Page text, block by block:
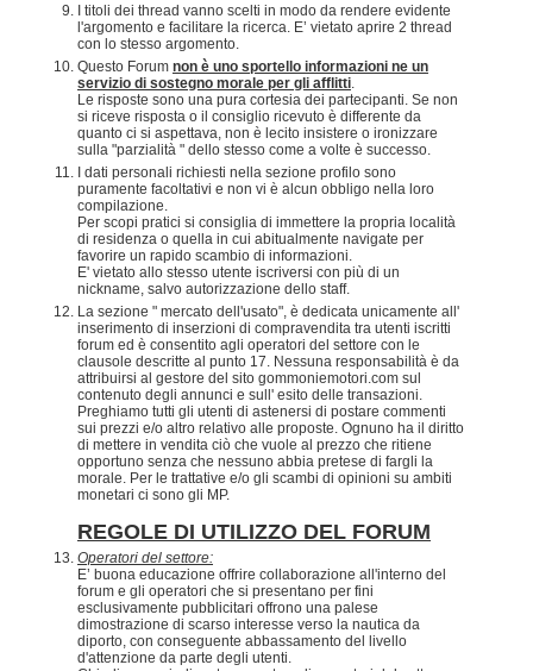
I titoli dei thread vanno scelti in modo da rendere evidente
l'argomento e facilitare la ricerca. E’ vietato aprire 2 thread
con lo stesso argomento.
Questo Forum non è uno sportello informazioni ne un
servizio di sostegno morale per gli afflitti
Le risposte sono una pura cortesia dei partecipanti. Se non
si riceve risposta o il consiglio ricevuto è differente da
quanto ci si aspettava, non è lecito insistere o ironizzare
sulla "parzialità " dello stesso come a volte è successo.
I dati personali richiesti nella sezione profilo sono
puramente facoltativi e non vi è alcun obbligo nella loro
compilazione.
Per scopi pratici si consiglia di immettere la propria località
di residenza o quella in cui abitualmente navigate per
favorire un rapido scambio di informazioni.
E' vietato allo stesso utente iscriversi con più di un
nickname, salvo autorizzazione dello staff.
La sezione " mercato dell'usato", è dedicata unicamente all'
inserimento di inserzioni di compravendita tra utenti iscritti
forum ed è consentito agli operatori del settore con le
clausole descritte al punto 17. Nessuna responsabilità è da
attribuirsi al gestore del sito gommoniemotori.com sul
contenuto degli annunci e sull' esito delle transazioni.
Preghiamo tutti gli utenti di astenersi di postare commenti
sui prezzi e/o altro relativo alle proposte. Ognuno ha il diritto
di mettere in vendita ciò che vuole al prezzo che ritiene
opportuno senza che nessuno abbia pretese di fargli la
morale. Per le trattative e/o gli scambi di opinioni su ambiti
monetari ci sono gli MP.
REGOLE DI UTILIZZO DEL FORUM
Operatori del settore:
E’ buona educazione offrire collaborazione all'interno del
forum e gli operatori che si presentano per fini
esclusivamente pubblicitari offrono una palese
dimostrazione di scarso interesse verso la nautica da
diporto, con conseguente abbassamento del livello
d'attenzione da parte degli utenti.